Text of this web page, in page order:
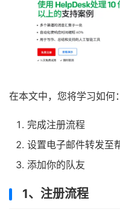
在本文中，您将学习如何：
完成注册流程
设置电子邮件转发至
添加你的队友
1、注册流程